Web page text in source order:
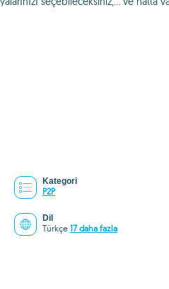
Kategori
P2P
Dil
Türkçe 17 daha fazla